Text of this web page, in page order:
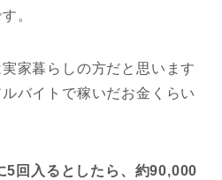
。
家暮らしの方だと思います
バイトで稼いだお金くらい
5回入るとしたら、約90,000